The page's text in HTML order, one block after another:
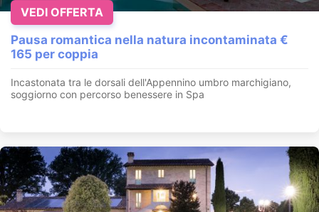
Pausa romantica nella natura incontaminata €
165 per coppia
Incastonata tra le dorsali dell'Appennino umbro marchigiano,
soggiorno con percorso benessere in Spa
VEDI OFFERTA